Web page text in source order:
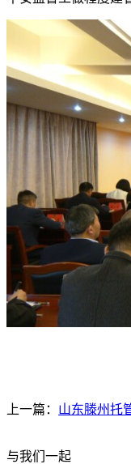
上一篇： 山东滕州托
与我们一起